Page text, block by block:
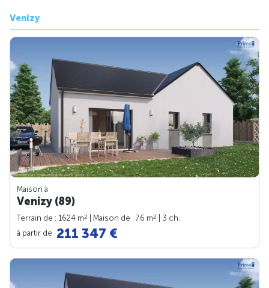
Venizy
Maison à
Venizy (89)
Terrain de : 1624 m2 | Maison de : 76 m2
| 3 ch.
à partir de 211 347 €